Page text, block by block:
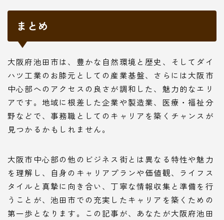
まとめ
大阪府池田市は、豊かな自然環境と歴史、そしてダイ
ハツ工業のお膝元としての産業基盤、さらには大阪市
中心部へのアクセスの良さが調和した、魅力的なエリ
アです。地域に根差した企業や製造業、医療・福祉分
野などで、事務職としてのキャリアを築くチャンスが
見つかるかもしれません。
大阪市中心部の他のビジネス街とは異なる特性や魅力
を理解し、自身のキャリアプランや価値観、ライフス
タイルと真摯に向き合い、丁寧な情報収集と準備を行
うことが、池田市での充実したキャリアを築くための
第一歩となります。この記事が、あなたが大阪府池田